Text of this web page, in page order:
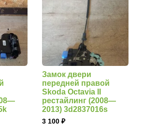
Замок двери
передней правой
Skoda Octavia II
рестайлинг (2008—
2013) 3d2837016s
3 100